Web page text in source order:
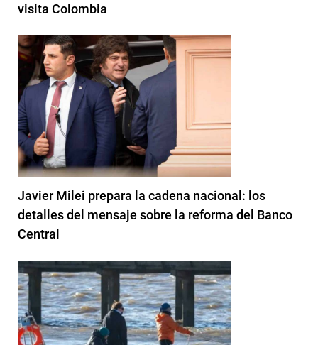
visita Colombia
Javier Milei prepara la cadena nacional: los
detalles del mensaje sobre la reforma del Banco
Central